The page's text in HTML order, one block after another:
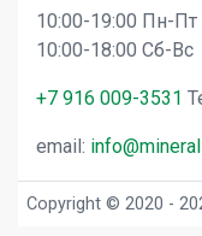
10:00-19:00 Пн-Пт
10:00-18:00 Сб-Вс
+7 916 009-3531
email:
Copyright © 2020 -